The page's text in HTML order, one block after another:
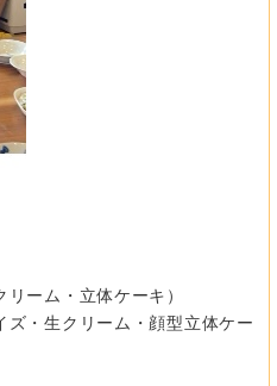
ーム・立体ケーキ）
生クリーム・顔型立体ケー